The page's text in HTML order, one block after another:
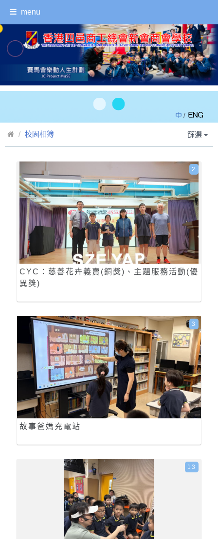
menu
/
校園相簿 篩選
CYC：慈善花卉義賣(銅獎)、主題服務活動(優
異獎)
2
故事爸媽充電站
3
13